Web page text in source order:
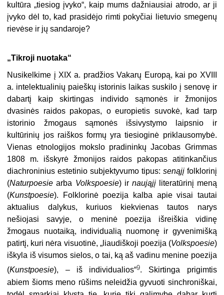
kultūra „tiesiog įvyko“, kaip mums dažniausiai atrodo, ar ji
įvyko dėl to, kad prasidėjo rimti pokyčiai lietuvio smegenų
rievėse ir jų sandaroje?
„Tikroji nuotaka“
Nusikelkime į XIX a. pradžios Vakarų Europą, kai po XVIII
a. intelektualinių paieškų istorinis laikas suskilo į senovę ir
dabartį kaip skirtingas individo sąmonės ir žmonijos
dvasinės raidos pakopas, o europietis suvokė, kad tarp
istorinio žmogaus sąmonės išsivystymo laipsnio ir
kultūrinių jos raiškos formų yra tiesioginė priklausomybė.
Vienas etnologijos mokslo pradininkų Jacobas Grimmas
1808 m. išskyrė žmonijos raidos pakopas atitinkančius
diachroninius estetinio subjektyvumo tipus: senąjįfolklorinį
(Naturpoesie arba Volkspoesie) ir naująjįliteratūrinį meną
(Kunstpoesie). Folklorinė poezija kalba apie visai tautai
aktualius dalykus, kuriuos kiekvienas tautos narys
nešiojasi savyje, o meninė poezija išreiškia vidinę
žmogaus nuotaiką, individualią nuomonę ir gyvenimišką
patirtį, kuri nėra visuotinė, „liaudiškoji poezija (Volkspoesie)
iškyla iš visumos sielos, o tai, ką aš vadinu menine poezija
(Kunstpoesie), – iš individualios“9. Skirtinga prigimtis
abiem šioms meno rūšims neleidžia gyvuoti sinchroniškai,